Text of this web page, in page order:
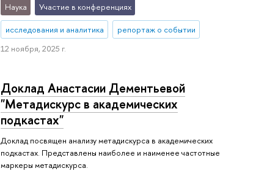
Наука Участие в конференциях
исследования и аналитика
репортаж о событии
12 ноября, 2025 г.
Доклад Анастасии Дементьевой
"Метадискурс в академических
подкастах"
Доклад посвящен анализу метадискурса в академических
подкастах. Представлены наиболее и наименее частотные
маркеры метадискурса.